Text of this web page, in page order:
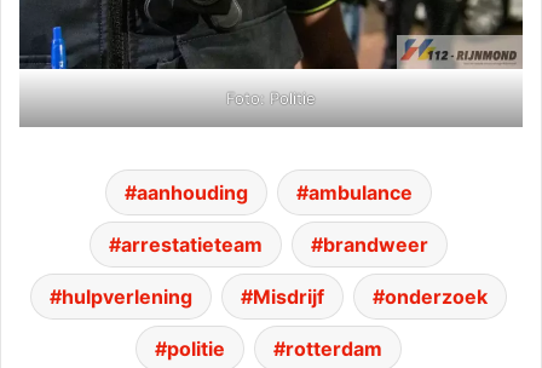
Foto: Politie
aanhouding ambulance
arrestatieteam brandweer
hulpverlening Misdrijf onderzoek
politie rotterdam